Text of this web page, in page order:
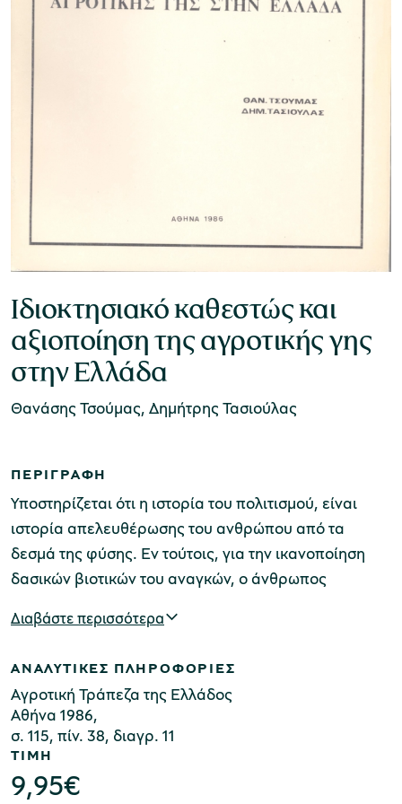
Μουσείο Πλινθοκεραμοποιίας N. & Σ.
Τσαλαπάτα
Μουσείο Μαρμαροτεχνίας
Μουσείο Περιβάλλοντος Στυμφαλίας
Μουσείο Μαστίχας Χίου
Μουσείο Αργυροτεχνίας
Ιδιοκτησιακό καθεστώς και
αξιοποίηση της αγροτικής γης
στην Ελλάδα
Θανάσης Τσούμας, Δημήτρης Τασιούλας
ΠΕΡΙΓΡΑΦΗ
Υποστηρίζεται ότι η ιστορία του πολιτισμού, είναι
ιστορία απελευθέρωσης του ανθρώπου από τα
δεσμά της φύσης. Εν τούτοις, για την ικανοποίηση
δασικών βιοτικών του αναγκών, ο άνθρωπος
λειτουργίας της ή τροποποιώντας την όπου τούτο
ανανεώσιμο στοιχείο της φύσης είναι το έδαφος, το
οποίο, από καταβολής κόσμου αποτέλεσε πεδίο
έντονου και συχνά ληστρικού ανθρώπινου
παρεμβατισμού. Ταυτόχρονα όμως σαν οικονομικό
μέσο που είναι και λόγω της στενότητας που το
Διαβάστε περισσότερα
ΑΝΑΛΥΤΙΚΕΣ ΠΛΗΡΟΦΟΡΙΕΣ
Αγροτική Τράπεζα της Ελλάδος
Αθήνα 1986,
σ. 115, πίν. 38, διαγρ. 11
ΤΙΜΗ
9,95€